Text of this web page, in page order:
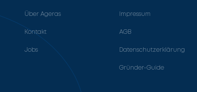
Über Ageras
Kontakt
Jobs
Impressum
AGB
Datenschutzerklärung
Gründer-Guide